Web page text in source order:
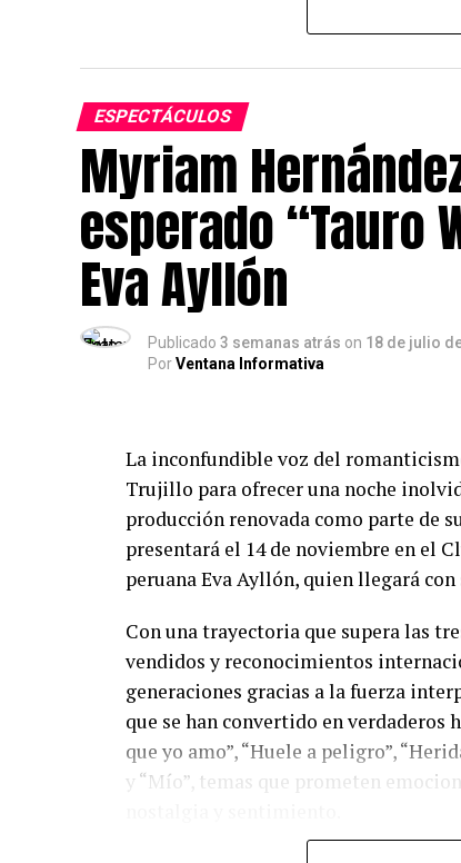
ESPECTÁCULOS
Myriam
esperado “Tauro
Eva Ayllón
Publicado 3 semanas atrás on 18 de julio
PorVentana Informativa
La inconfundible voz del
Trujillo para ofrecer una noche
producción renovada como parte de
presentará el 14 de noviembre en el
peruana Eva Ayllón, quien llegará
Con una trayectoria que supera las
vendidos y reconocimientos
generaciones gracias a la fuerza
que se han convertido en verdaderos
que yo amo”, “Huele a peligro”,
y “Mío”, temas que prometen